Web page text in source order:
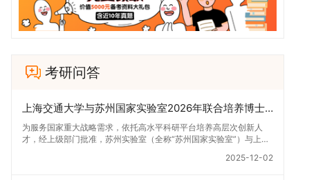
考研问答
上海交通大学与苏州国家实验室2026年联合培养博士生专项计划招生简章
为服务国家重大战略需求，依托高水平科研平台培养高层次创新人
才，经上级部门批准，苏州实验室（全称“苏州国家实验室”）与上海
目旨在选拔优秀学子，在材料及相关前沿交叉学科领域进行深度培
2025-12-02